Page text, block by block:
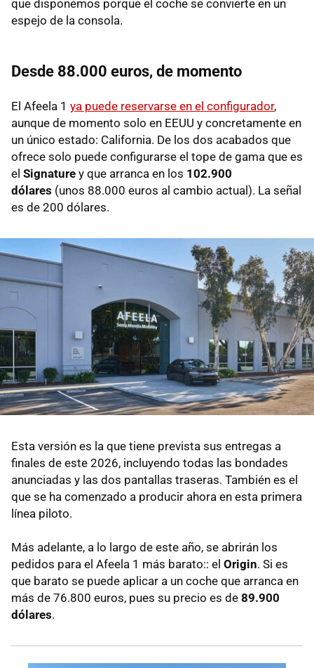
que disponemos porque el coche se convierte en un
espejo de la consola.
Desde 88.000 euros, de momento
El Afeela 1 ya puede reservarse en el configurador,
aunque de momento solo en EEUU y concretamente en
un único estado: California. De los dos acabados que
ofrece solo puede configurarse el tope de gama que es
el Signature y que arranca en los 102.900
dólares (unos 88.000 euros al cambio actual). La señal
es de 200 dólares.
Esta versión es la que tiene prevista sus entregas a
finales de este 2026, incluyendo todas las bondades
anunciadas y las dos pantallas traseras. También es el
que se ha comenzado a producir ahora en esta primera
línea piloto.
Más adelante, a lo largo de este año, se abrirán los
pedidos para el Afeela 1 más barato:: el Origin. Si es
que barato se puede aplicar a un coche que arranca en
más de 76.800 euros, pues su precio es de 89.900
dólares.